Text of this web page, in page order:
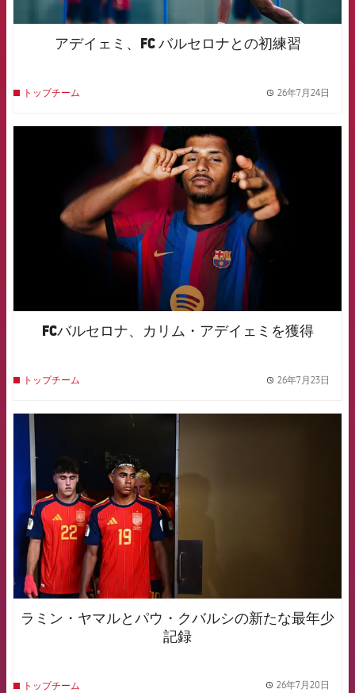
アデイェミ、FC バルセロナとの初練習
トップチーム 26年7月24日
FCB Barcelona badge
FCバルセロナ、カリム・アデイェミを獲得
トップチーム 26年7月23日
FCB Barcelona badge
ラミン・ヤマルとパウ・クバルシの新たな最年少
記録
トップチーム 26年7月20日